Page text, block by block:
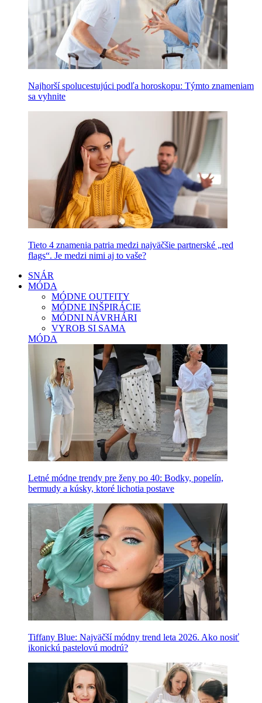
Najhorší spolucestujúci podľa horoskopu: Týmto znameniam
sa vyhnite
Tieto 4 znamenia patria medzi najväčšie partnerské „red
flags“. Je medzi nimi aj to vaše?
SNÁR
MÓDA
MÓDNE OUTFITY
MÓDNE INŠPIRÁCIE
MÓDNI NÁVRHÁRI
VYROB SI SAMA
MÓDA
Letné módne trendy pre ženy po 40: Bodky, popelín,
bermudy a kúsky, ktoré lichotia postave
Tiffany Blue: Najväčší módny trend leta 2026. Ako nosiť
ikonickú pastelovú modrú?